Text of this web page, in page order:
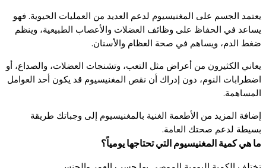
يعتمد الجسم على المغنيسيوم لدعم العديد من العمليات الحيوية. فهو
يساعد في الحفاظ على وظائف العضلات والأعصاب الطبيعية، وينظم
ضغط الدم، ويساهم في صحة العظام والأسنان.
يعاني الكثيرون من أعراض مثل التعب، وتشنجات العضلات، والصداع، أو
اضطرابات النوم، دون إدراك أن نقص المغنيسيوم قد يكون أحد العوامل
المساهمة.
إضافة المزيد من الأطعمة الغنية بالمغنيسيوم إلى وجباتك طريقة
بسيطة لدعم صحتك العامة.
ما هي كمية المغنيسيوم التي تحتاجها يومياً؟